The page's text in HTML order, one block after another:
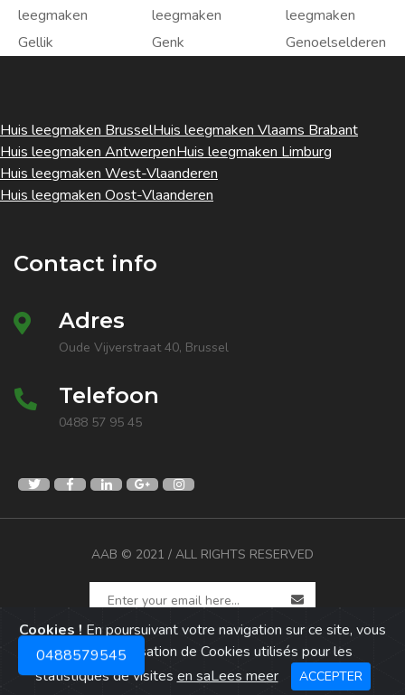
0488579545
leegmaken
Gellik
leegmaken
Genk
leegmaken
Genoelselderen
Huis leegmaken BrusselHuis leegmaken Vlaams Brabant
Huis leegmaken AntwerpenHuis leegmaken Limburg
Huis leegmaken West-Vlaanderen
Huis leegmaken Oost-Vlaanderen
Contact info
Adres
Oude Vijverstraat 40, Brussel
Telefoon
0488 57 95 45
AAB © 2021 / ALL RIGHTS RESERVED
0488 57 95 45
Cookies ! En poursuivant votre navigation sur ce site, vous
acceptez l’utilisation de Cookies utilisés pour les
statistiques de visites en saLees meer ACCEPTER
Webdesign door Web6.tn